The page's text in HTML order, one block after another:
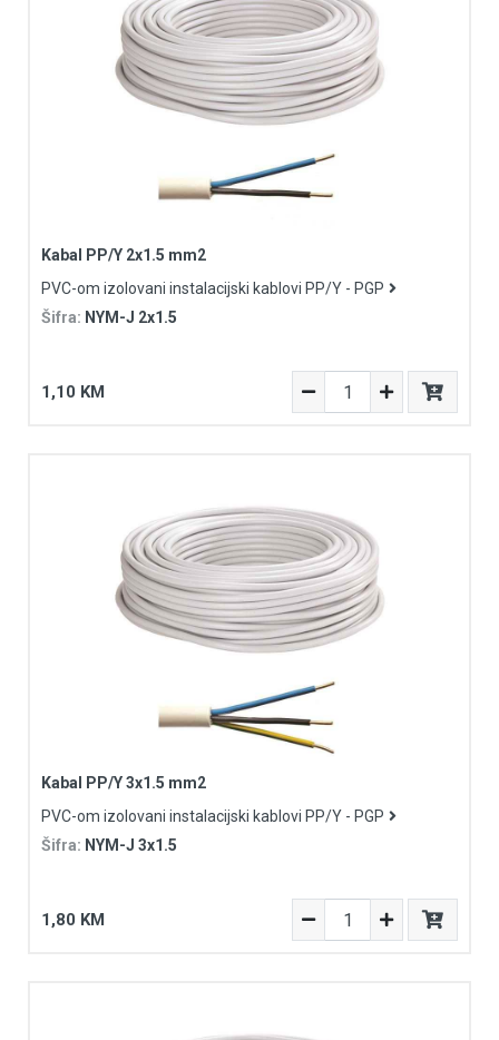
Kabal PP/Y 2x1.5 mm2
PVC-om izolovani instalacijski kablovi PP/Y - PGP
Šifra: NYM-J 2x1.5
1,10 KM
Kabal PP/Y 3x1.5 mm2
PVC-om izolovani instalacijski kablovi PP/Y - PGP
Šifra: NYM-J 3x1.5
1,80 KM